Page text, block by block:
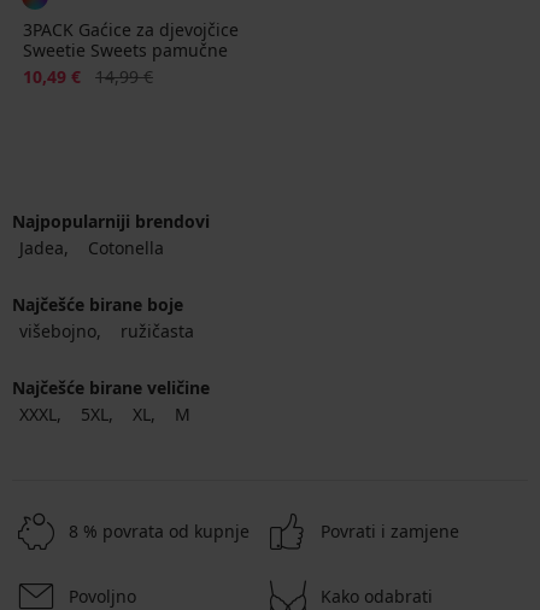
3PACK Gaćice za djevojčice
Sweetie Sweets pamučne
Popust
10,49 € Prvobitna cijena
14,99 €
Najpopularniji brendovi
Jadea
Cotonella
Najčešće birane boje
višebojno
ružičasta
Najčešće birane veličine
XXXL
5XL XL M
8 % povrata od kupnje Povrati i zamjene
Povoljno Kako odabrati